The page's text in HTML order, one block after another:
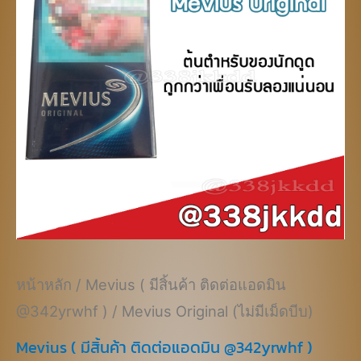
หน้าหลัก / Mevius ( มีสิ้นค้า ติดต่อแอดมิน
@342yrwhf ) / Mevius Original (ไม่มีเม็ดบีบ)
Mevius ( มีสิ้นค้า ติดต่อแอดมิน @342yrwhf )
฿950.00.
฿750.00.